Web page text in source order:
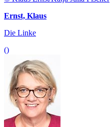
Ernst, Klaus
Die Linke
()